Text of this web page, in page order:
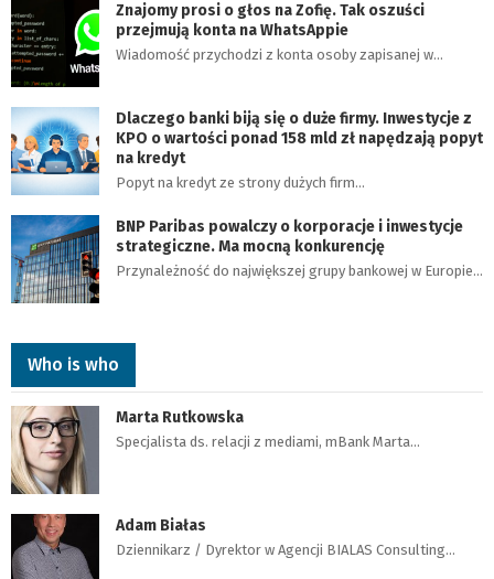
Znajomy prosi o głos na Zofię. Tak oszuści
przejmują konta na WhatsAppie
Wiadomość przychodzi z konta osoby zapisanej w…
Dlaczego banki biją się o duże firmy. Inwestycje z
KPO o wartości ponad 158 mld zł napędzają popyt
na kredyt
Popyt na kredyt ze strony dużych firm…
BNP Paribas powalczy o korporacje i inwestycje
strategiczne. Ma mocną konkurencję
Przynależność do największej grupy bankowej w Europie…
Who is who
Marta Rutkowska
Specjalista ds. relacji z mediami, mBank Marta…
Adam Białas
Dziennikarz / Dyrektor w Agencji BIALAS Consulting…